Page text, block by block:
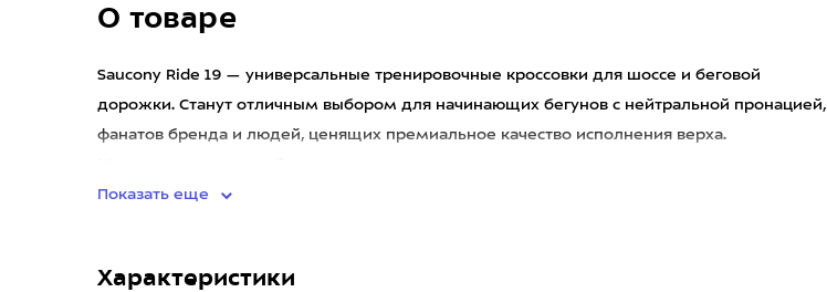
О товаре
Saucony Ride 19 — универсальные тренировочные кроссовки для шоссе и беговой
дорожки. Станут отличным выбором для начинающих бегунов с нейтральной пронацией,
фанатов бренда и людей, ценящих премиальное качество исполнения верха.
Показать еще
Характеристики